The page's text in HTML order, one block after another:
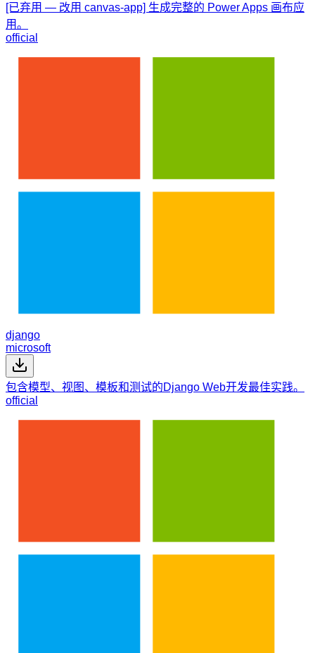
[已弃用 — 改用 canvas-app] 生成完整的 Power Apps 画布应
用。
official
django
microsoft
包含模型、视图、模板和测试的Django Web开发最佳实践。
official